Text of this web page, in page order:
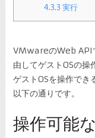
4.3.3 実行
VMwareのWeb API
由してゲストOSの操
ゲストOSを操作でき
以下の通りです。
操作可能